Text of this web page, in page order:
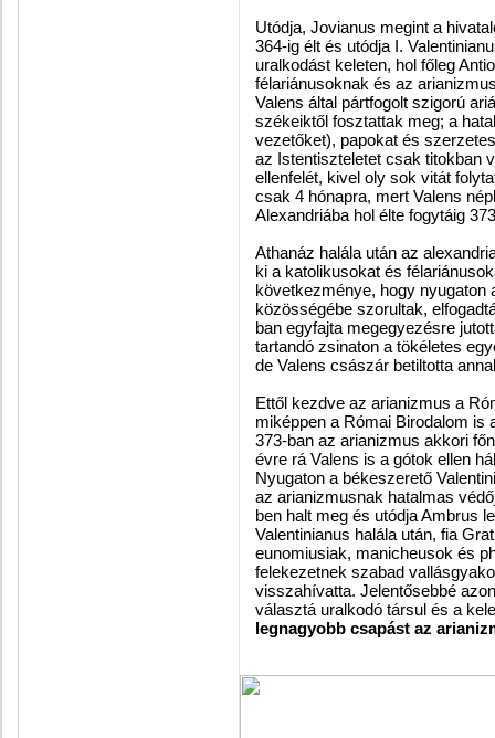
Utódja, Jovianus megint a
364-ig élt és utódja I.
uralkodást keleten, hol főleg
félariánusoknak és az
Valens által pártfogolt szigorú
székeiktől fosztattak meg; a
vezetőket), papokat és
az Istentiszteletet csak titokban
ellenfelét, kivel oly sok vitát
csak 4 hónapra, mert Valens
Alexandriába hol élte fogytáig
Athanáz halála után az
ki a katolikusokat és
következménye, hogy nyugaton
közösségébe szorultak,
ban egyfajta megegyezésre
tartandó zsinaton a tökéletes
de Valens császár betiltotta
Ettől kezdve az arianizmus a
miképpen a Római Birodalom is
373-ban az arianizmus akkori
évre rá Valens is a gótok ellen
Nyugaton a békeszerető
az arianizmusnak hatalmas
ben halt meg és utódja Ambrus
Valentinianus halála után, fia
eunomiusiak, manicheusok és
felekezetnek szabad
visszahívatta. Jelentősebbé
választá uralkodó társul és a
legnagyobb csapást az